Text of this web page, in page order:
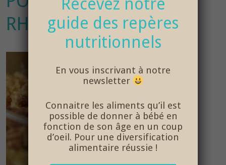
RHUMguide des repères
nutritionnels
En vous inscrivant à notre
newsletter
Connaitre les aliments qu’il est
possible de donner à bébé en
fonction de son âge en un coup
d’oeil. Pour une diversification
alimentaire réussie !